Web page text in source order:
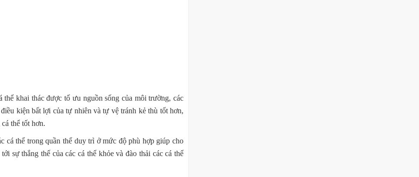
khai thác được tố ưu nguồn sống của môi trường, các
kiện bất lợi của tự nhiên và tự vệ tránh kẻ thù tốt hơn,
thể tốt hơn.
cá thể trong quần thể duy trì ở mức độ phù hợp giúp cho
sự thắng thế của các cá thể khỏe và đào thải các cá thể